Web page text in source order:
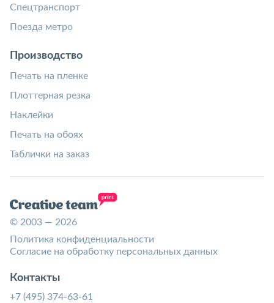
Спецтранспорт
Поезда метро
Производство
Печать на пленке
Плоттерная резка
Наклейки
Печать на обоях
Таблички на заказ
© 2003 — 2026
Политика конфиденциальности
Согласие на обработку персональных данных
Контакты
+7 (495) 374-63-61